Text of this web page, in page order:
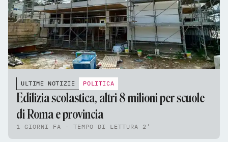
ULTIME NOTIZIE POLITICA
Edilizia scolastica, altri 8 milioni per scuole
di Roma e provincia
1 GIORNI FA - TEMPO DI LETTURA 2'